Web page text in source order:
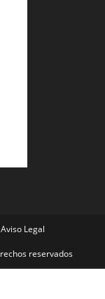
Aviso Legal
reservados